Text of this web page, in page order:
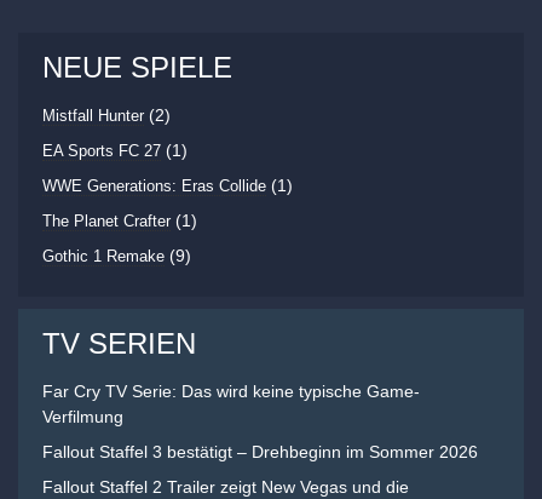
NEUE SPIELE
Mistfall Hunter (2)
EA Sports FC 27 (1)
WWE Generations: Eras Collide (1)
The Planet Crafter (1)
Gothic 1 Remake (9)
TV SERIEN
Far Cry TV Serie: Das wird keine typische Game-
Verfilmung
Fallout Staffel 3 bestätigt – Drehbeginn im Sommer 2026
Fallout Staffel 2 Trailer zeigt New Vegas und die